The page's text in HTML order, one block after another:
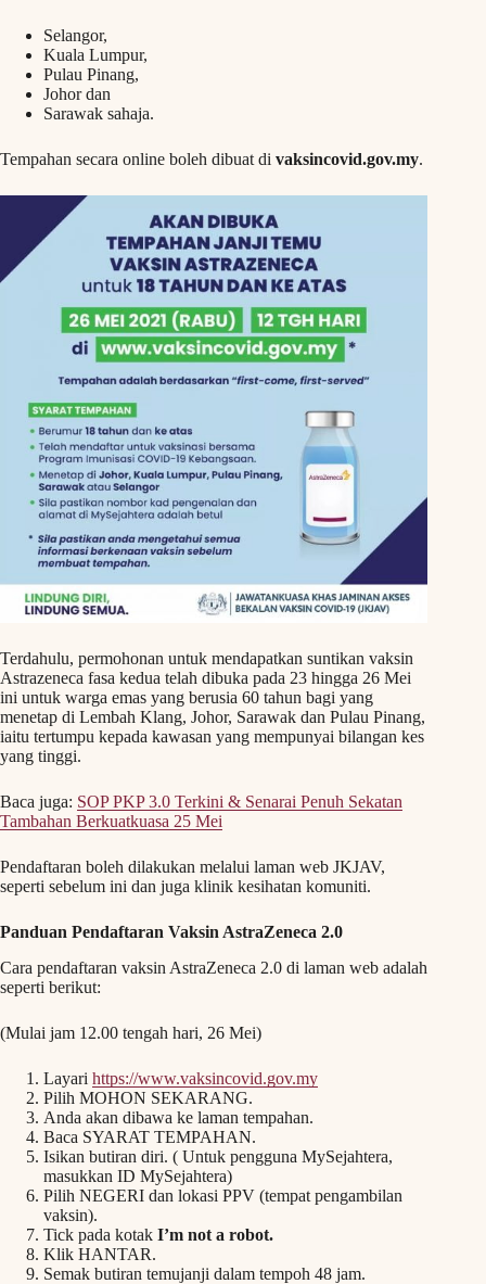
Selangor,
Kuala Lumpur,
Pulau Pinang,
Johor dan
Sarawak sahaja.
Tempahan secara online boleh dibuat di vaksincovid.gov.my.
Terdahulu, permohonan untuk mendapatkan suntikan vaksin
Astrazeneca fasa kedua telah dibuka pada 23 hingga 26 Mei
ini untuk warga emas yang berusia 60 tahun bagi yang
menetap di Lembah Klang, Johor, Sarawak dan Pulau Pinang,
iaitu tertumpu kepada kawasan yang mempunyai bilangan kes
yang tinggi.
Baca juga: SOP PKP 3.0 Terkini & Senarai Penuh Sekatan
Tambahan Berkuatkuasa 25 Mei
Pendaftaran boleh dilakukan melalui laman web JKJAV,
seperti sebelum ini dan juga klinik kesihatan komuniti.
Panduan Pendaftaran Vaksin AstraZeneca 2.0
Cara pendaftaran vaksin AstraZeneca 2.0 di laman web adalah
seperti berikut:
(Mulai jam 12.00 tengah hari, 26 Mei)
Layari https://www.vaksincovid.gov.my
Pilih MOHON SEKARANG.
Anda akan dibawa ke laman tempahan.
Baca SYARAT TEMPAHAN.
Isikan butiran diri. ( Untuk pengguna MySejahtera,
masukkan ID MySejahtera)
Pilih NEGERI dan lokasi PPV (tempat pengambilan
vaksin).
Tick pada kotak I’m not a robot.
Klik HANTAR.
Semak butiran temujanji dalam tempoh 48 jam.